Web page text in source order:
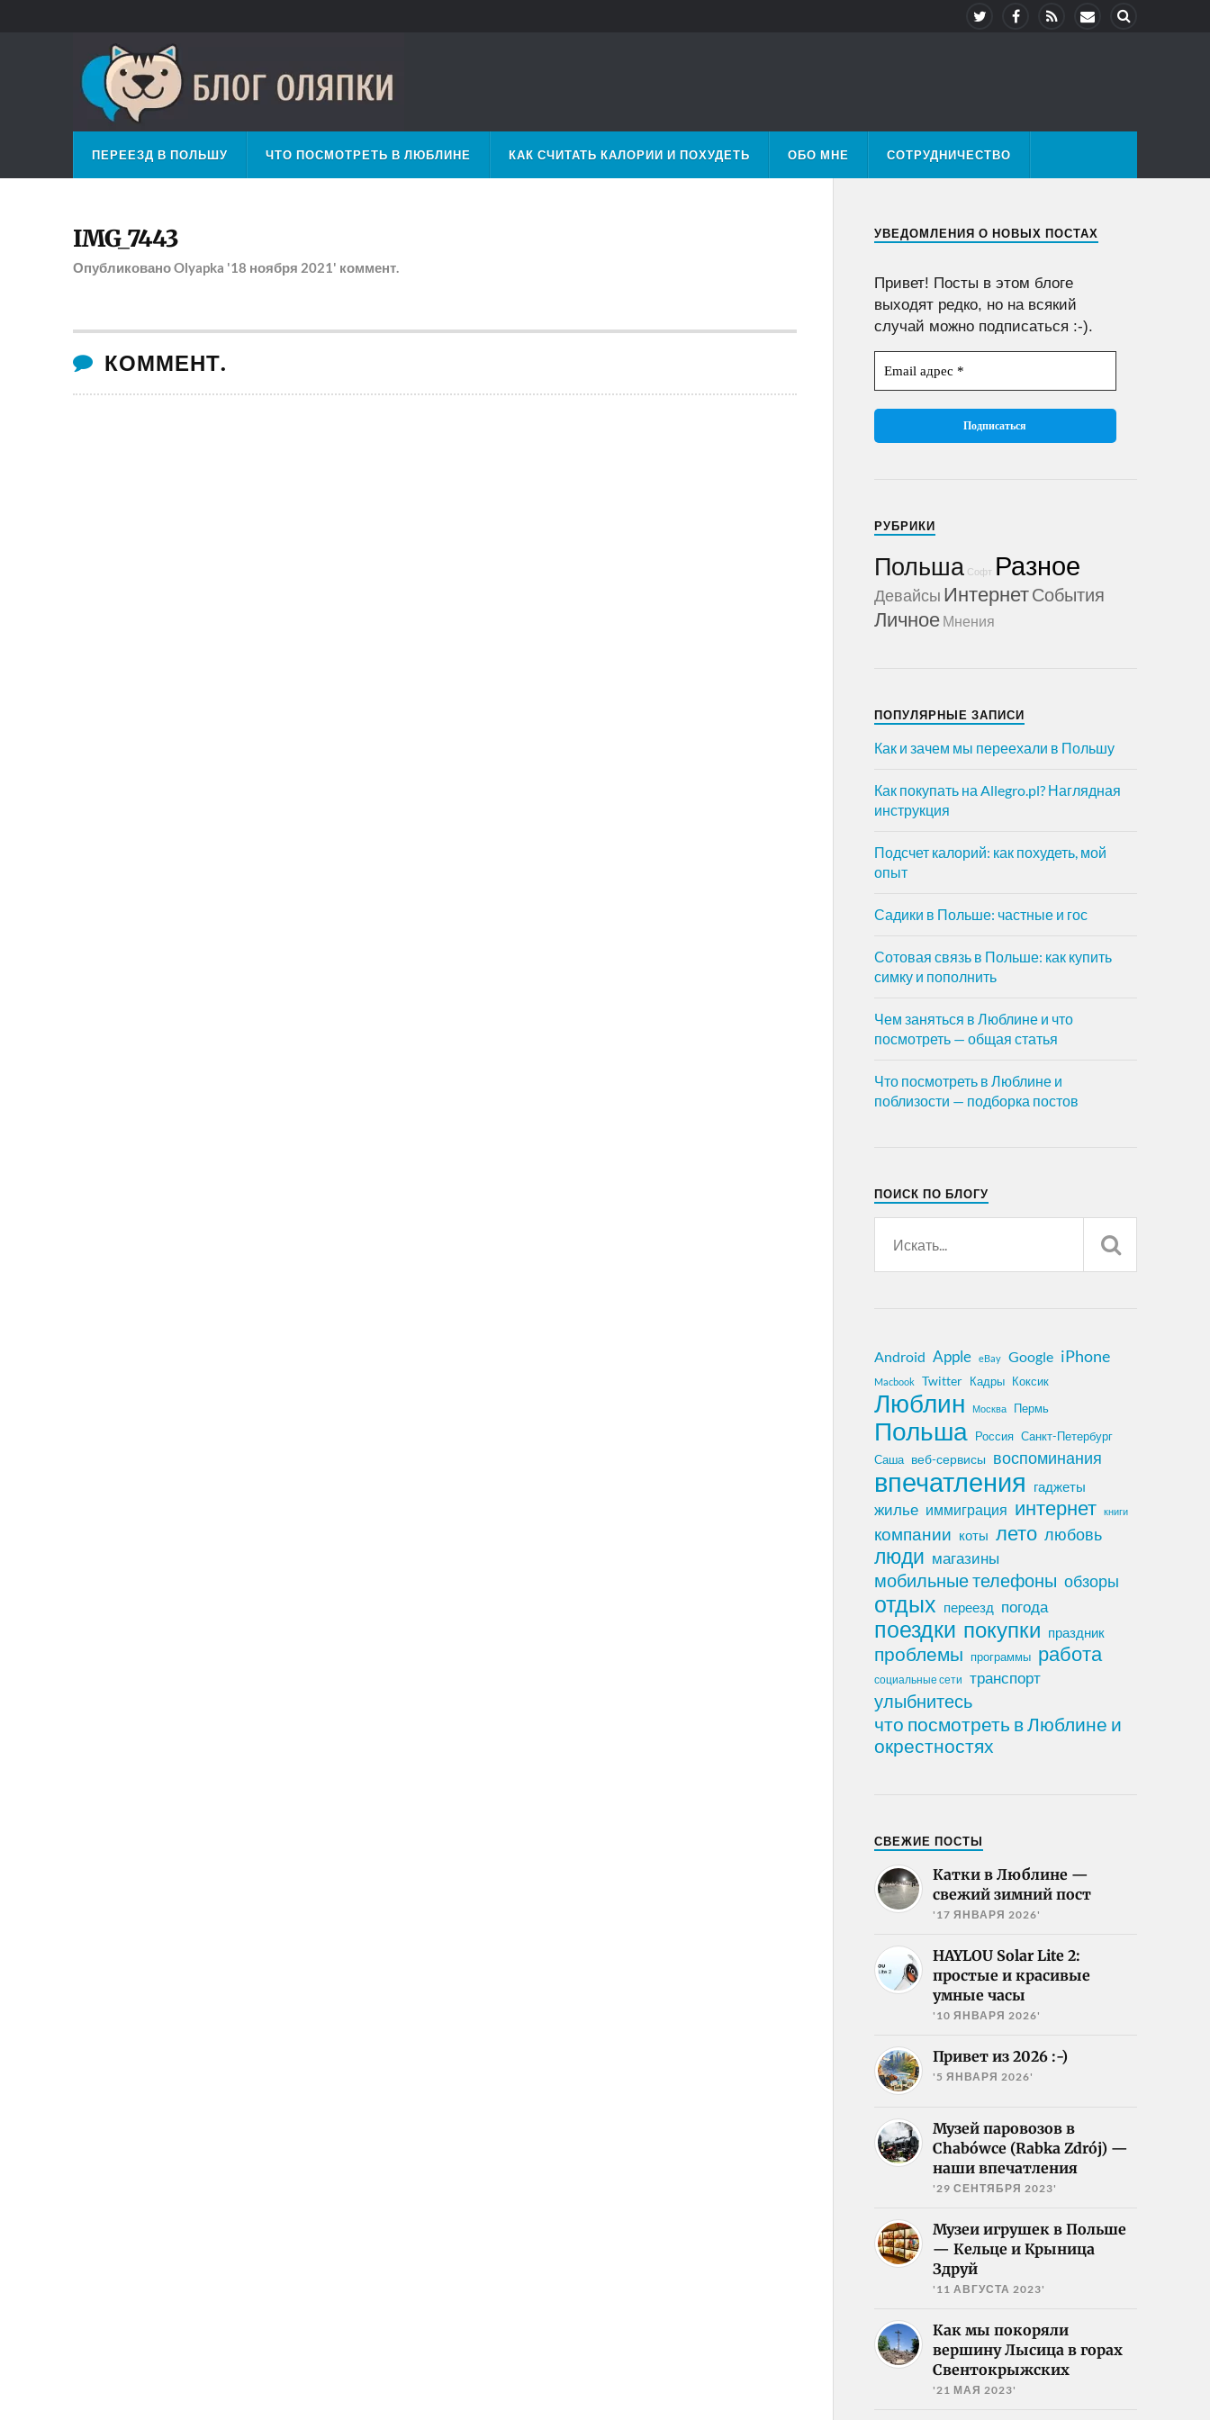
ПЕРЕЕЗД В ПОЛЬШУ ЧТО ПОСМОТРЕТЬ В ЛЮБЛИНЕ КАК СЧИТАТЬ КАЛОРИИ И ПОХУДЕТЬ ОБО МНЕ СОТРУДНИЧЕСТВО
IMG_7443
ОпубликованоOlyapka '18 ноября 2021' коммент.
КОММЕНТ.
УВЕДОМЛЕНИЯ О НОВЫХ ПОСТАХ
Привет! Посты в этом блоге
выходят редко, но на всякий
случай можно подписаться :-).
РУБРИКИ
Польша Софт Разное
Девайсы ИнтернетСобытия
Личное Мнения
ПОПУЛЯРНЫЕ ЗАПИСИ
Как и зачем мы переехали в Польшу
Как покупать на Allegro.pl? Наглядная
инструкция
Подсчет калорий: как похудеть, мой
опыт
Садики в Польше: частные и гос
Сотовая связь в Польше: как купить
симку и пополнить
Чем заняться в Люблине и что
посмотреть — общая статья
Что посмотреть в Люблине и
поблизости — подборка постов
ПОИСК ПО БЛОГУ
Android Apple eBay Google iPhone
Macbook Twitter Кадры Коксик
Люблин Москва Пермь
Польша Россия Санкт-Петербург
Саша веб-сервисы воспоминания
впечатления гаджеты
жилье иммиграция интернет книги
компании коты лето любовь
люди магазины
мобильные телефоны обзоры
отдых переезд погода
поездки покупки праздник
проблемы программы работа
социальные сети транспорт
улыбнитесь
что посмотреть в Люблине и
окрестностях
СВЕЖИЕ ПОСТЫ
Катки в Люблине —
свежий зимний пост
'17 ЯНВАРЯ 2026'
HAYLOU Solar Lite 2:
простые и красивые
умные часы
'10 ЯНВАРЯ 2026'
Привет из 2026 :-)
'5 ЯНВАРЯ 2026'
Музей паровозов в
Chabówce (Rabka Zdrój) —
наши впечатления
'29 СЕНТЯБРЯ 2023'
Музеи игрушек в Польше
— Кельце и Крыница
Здруй
'11 АВГУСТА 2023'
Как мы покоряли
вершину Лысица в горах
Свентокрыжских
'21 МАЯ 2023'